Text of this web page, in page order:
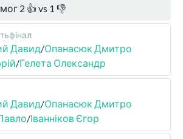
2 👍 vs 1 👎
Давид/Опанасюк Дмитро
/Гелета Олександр
Давид/Опанасюк Дмитро
/Іванніков Єгор